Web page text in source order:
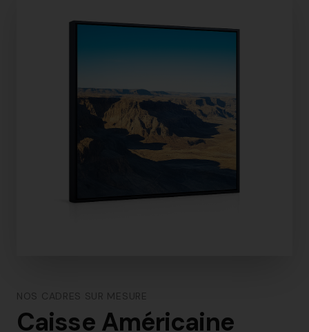
NOS CADRES SUR MESURE
Caisse Américaine